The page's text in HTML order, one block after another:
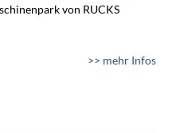
von RUCKS
>> mehr Infos